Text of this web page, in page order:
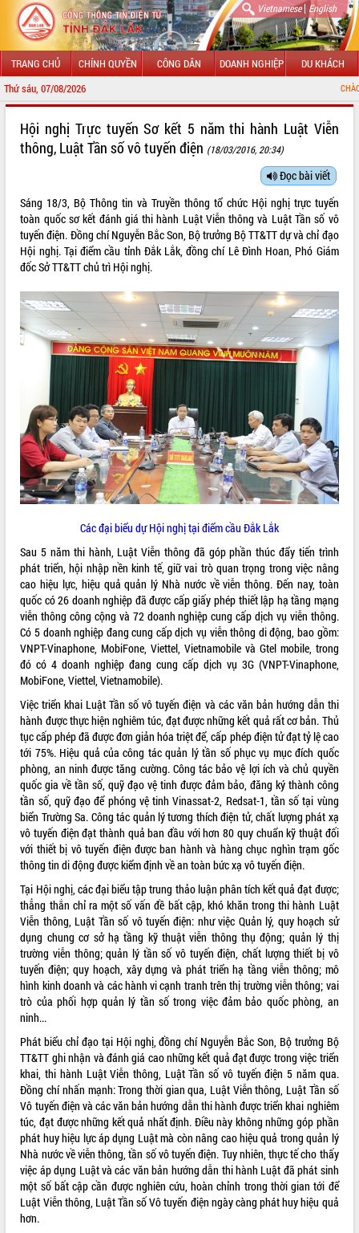
Vietnamese| English
TRANG CHỦ CHÍNH QUYỀN CÔNG DÂN DOANH NGHIỆP DU KHÁCH
Thứ sáu, 07/08/2026 CHÀO MỪNG ĐẾN
LÃNH ĐẠO UBND TỈNH
SỞ, BAN, NGÀNH
UBND CÁC XÃ, PHƯỜNG
HỆ THỐNG VĂN BẢN
VĂN BẢN HĐND TỈNH
ĐIỂM TIN VĂN BẢN
QUY HOẠCH - KẾ HOẠCH
VIDEO
Không có file video nào để phát.
ALBUM ẢNH
LIÊN KẾT WEB
THỐNG KÊ TRUY CẬP
Hôm nay:
29204
Tất cả:
66041944
Hội nghị Trực tuyến Sơ kết 5 năm thi hành Luật Viễn
thông, Luật Tần số vô tuyến điện (18/03/2016, 20:34)
Đọc bài viết
Sáng 18/3, Bộ Thông tin và Truyền thông tổ chức Hội nghị trực tuyến
toàn quốc sơ kết đánh giá thi hành Luật Viễn thông và Luật Tần số vô
tuyến điện. Đồng chí Nguyễn Bắc Son, Bộ trưởng Bộ TT&TT dự và chỉ đạo
Hội nghị. Tại điểm cầu tỉnh Đắk Lắk, đồng chí Lê Đình Hoan, Phó Giám
đốc Sở TT&TT chủ trì Hội nghị.
Các đại biểu dự Hội nghị tại điểm cầu Đắk Lắk
Sau 5 năm thi hành, Luật Viễn thông đã góp phần thúc đẩy tiến trình
phát triển, hội nhập nền kinh tế, giữ vai trò quan trọng trong việc nâng
cao hiệu lực, hiệu quả quản lý Nhà nước về viễn thông. Đến nay, toàn
quốc có 26 doanh nghiệp đã được cấp giấy phép thiết lập hạ tầng mạng
viễn thông công cộng và 72 doanh nghiệp cung cấp dịch vụ viễn thông.
Có 5 doanh nghiệp đang cung cấp dịch vụ viễn thông di động, bao gồm:
VNPT-Vinaphone, MobiFone, Viettel, Vietnamobile và Gtel mobile, trong
đó có 4 doanh nghiệp đang cung cấp dịch vụ 3G (VNPT-Vinaphone,
MobiFone, Viettel, Vietnamobile).
Việc triển khai Luật Tần số vô tuyến điện và các văn bản hướng dẫn thi
hành được thực hiện nghiêm túc, đạt được những kết quả rất cơ bản. Thủ
tục cấp phép đã được đơn giản hóa triệt để, cấp phép điện tử đạt tỷ lệ cao
tới 75%. Hiệu quả của công tác quản lý tần số phục vụ mục đích quốc
phòng, an ninh được tăng cường. Công tác bảo vệ lợi ích và chủ quyền
quốc gia về tần số, quỹ đạo vệ tinh được đảm bảo, đăng ký thành công
tần số, quỹ đạo để phóng vệ tinh Vinassat-2, Redsat-1, tần số tại vùng
biển Trường Sa. Công tác quản lý tương thích điện tử, chất lượng phát xạ
vô tuyến điện đạt thành quả ban đầu với hơn 80 quy chuẩn kỹ thuật đối
với thiết bị vô tuyến điện được ban hành và hàng chục nghìn trạm gốc
thông tin di động được kiểm định về an toàn bức xạ vô tuyến điện.
Tại Hội nghị, các đại biểu tập trung thảo luận phân tích kết quả đạt được;
thẳng thắn chỉ ra một số vấn đề bất cập, khó khăn trong thi hành Luật
Viễn thông, Luật Tần số vô tuyến điện: như việc Quản lý, quy hoạch sử
dụng chung cơ sở hạ tầng kỹ thuật viễn thông thụ động; quản lý thị
trường viễn thông; quản lý tần số vô tuyến điện, chất lượng thiết bị vô
tuyến điện; quy hoạch, xây dựng và phát triển hạ tầng viễn thông; mô
hình kinh doanh và các hành vi cạnh tranh trên thị trường viễn thông; vai
trò của phối hợp quản lý tần số trong việc đảm bảo quốc phòng, an
ninh...
Phát biểu chỉ đạo tại Hội nghị, đồng chí Nguyễn Bắc Son, Bộ trưởng Bộ
TT&TT ghi nhận và đánh giá cao những kết quả đạt được trong việc triển
khai, thi hành Luật Viễn thông, Luật Tần số vô tuyến điện 5 năm qua.
Đồng chí nhấn mạnh: Trong thời gian qua, Luật Viễn thông, Luật Tần số
Vô tuyến điện và các văn bản hướng dẫn thi hành được triển khai nghiêm
túc, đạt được những kết quả nhất định. Điều này không những góp phần
phát huy hiệu lực áp dụng Luật mà còn nâng cao hiệu quả trong quản lý
Nhà nước về viễn thông, tần số vô tuyến điện. Tuy nhiên, thực tế cho thấy
việc áp dụng Luật và các văn bản hướng dẫn thi hành Luật đã phát sinh
một số bất cập cần được nghiên cứu, hoàn chỉnh trong thời gian tới để
Luật Viễn thông, Luật Tần số Vô tuyến điện ngày càng phát huy hiệu quả
hơn.